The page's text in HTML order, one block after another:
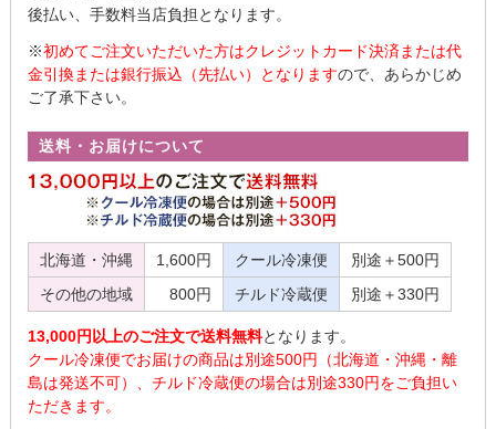
後払い、手数料当店負担となります。
※初めてご注文いただいた方はクレジットカード決済または代
金引換または銀行振込（先払い）となりますので、あらかじめ
ご了承下さい。
送料・お届けについて
北海道・沖縄 1,600円 クール冷凍便
別途＋500円
その他の地域
800円 チルド冷蔵便 別途＋330円
13,000円以上のご注文で送料無料となります。
クール冷凍便でお届けの商品は別途500円（北海道・沖縄・離
島は発送不可）、チルド冷蔵便の場合は別途330円をご負担い
ただきます。